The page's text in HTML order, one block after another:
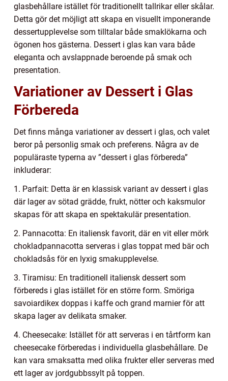
glasbehållare istället för traditionellt tallrikar eller skålar.
Detta gör det möjligt att skapa en visuellt imponerande
dessertupplevelse som tilltalar både smaklökarna och
ögonen hos gästerna. Dessert i glas kan vara både
eleganta och avslappnade beroende på smak och
presentation.
Variationer av Dessert i Glas
Förbereda
Det finns många variationer av dessert i glas, och valet
beror på personlig smak och preferens. Några av de
populäraste typerna av ”dessert i glas förbereda”
inkluderar:
1. Parfait: Detta är en klassisk variant av dessert i glas
där lager av sötad grädde, frukt, nötter och kaksmulor
skapas för att skapa en spektakulär presentation.
2. Pannacotta: En italiensk favorit, där en vit eller mörk
chokladpannacotta serveras i glas toppat med bär och
chokladsås för en lyxig smakupplevelse.
3. Tiramisu: En traditionell italiensk dessert som
förbereds i glas istället för en större form. Smöriga
savoiardikex doppas i kaffe och grand marnier för att
skapa lager av delikata smaker.
4. Cheesecake: Istället för att serveras i en tårtform kan
cheesecake förberedas i individuella glasbehållare. De
kan vara smaksatta med olika frukter eller serveras med
ett lager av jordgubbssylt på toppen.